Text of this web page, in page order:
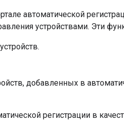
автоматической
устройствами. Эти
добавленных в
регистрации в